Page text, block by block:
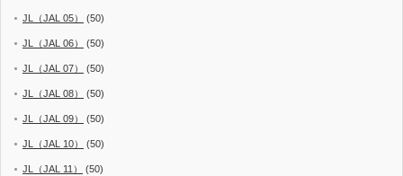
JL（JAL 05） (50)
JL（JAL 06） (50)
JL（JAL 07） (50)
JL（JAL 08） (50)
JL（JAL 09） (50)
JL（JAL 10） (50)
JL（JAL 11） (50)